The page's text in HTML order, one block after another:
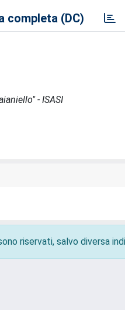
completa (DC)
- ISASI
riservati, salvo diversa